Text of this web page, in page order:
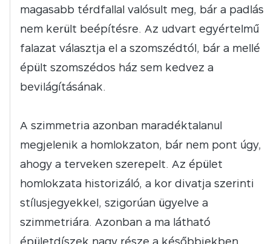
magasabb térdfallal valósult meg, bár a padlás
nem került beépítésre. Az udvart egyértelmű
falazat választja el a szomszédtól, bár a mellé
épült szomszédos ház sem kedvez a
bevilágításának.
A szimmetria azonban maradéktalanul
megjelenik a homlokzaton, bár nem pont úgy,
ahogy a terveken szerepelt. Az épület
homlokzata historizáló, a kor divatja szerinti
stílusjegyekkel, szigorúan ügyelve a
szimmetriára. Azonban a ma látható
épületdíszek nagy része a későbbiekben